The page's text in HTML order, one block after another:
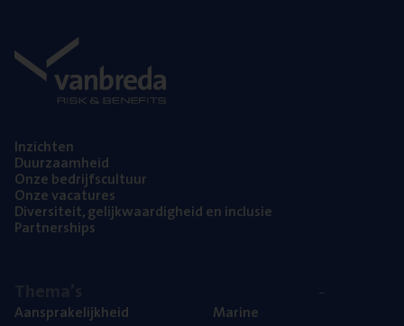
Inzich­ten
Duur­zaam­heid
Onze bedrijfs­cul­tuur
Onze vaca­tu­res
Diver­si­teit, gelijk­waar­dig­heid en inclusie
Part­ner­ships
Aan­spra­ke­lijk­heid
Mari­ne